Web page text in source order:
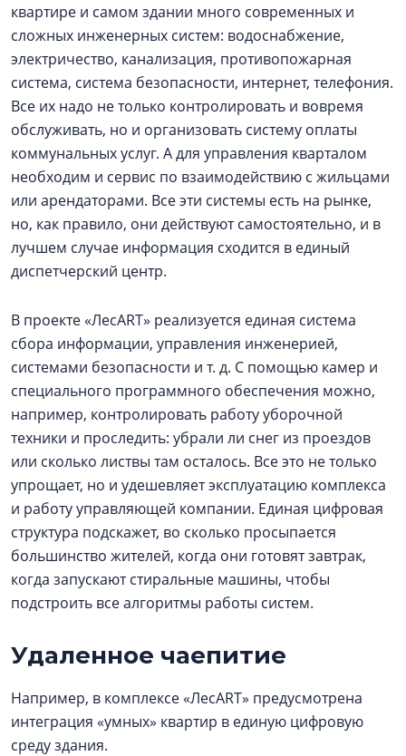
квартире и самом здании много современных и
сложных инженерных систем: водоснабжение,
электричество, канализация, противопожарная
система, система безопасности, интернет, телефония.
Все их надо не только контролировать и вовремя
обслуживать, но и организовать систему оплаты
коммунальных услуг. А для управления кварталом
необходим и сервис по взаимодействию с жильцами
или арендаторами. Все эти системы есть на рынке,
но, как правило, они действуют самостоятельно, и в
лучшем случае информация сходится в единый
диспетчерский центр.
В проекте «ЛесART» реализуется единая система
сбора информации, управления инженерией,
системами безопасности и т. д. С помощью камер и
специального программного обеспечения можно,
например, контролировать работу уборочной
техники и проследить: убрали ли снег из проездов
или сколько листвы там осталось. Все это не только
упрощает, но и удешевляет эксплуатацию комплекса
и работу управляющей компании. Единая цифровая
структура подскажет, во сколько просыпается
большинство жителей, когда они готовят завтрак,
когда запускают стиральные машины, чтобы
подстроить все алгоритмы работы систем.
Удаленное чаепитие
Например, в комплексе «ЛесART» предусмотрена
интеграция «умных» квартир в единую цифровую
среду здания.